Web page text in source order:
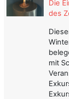
Die
des
mit